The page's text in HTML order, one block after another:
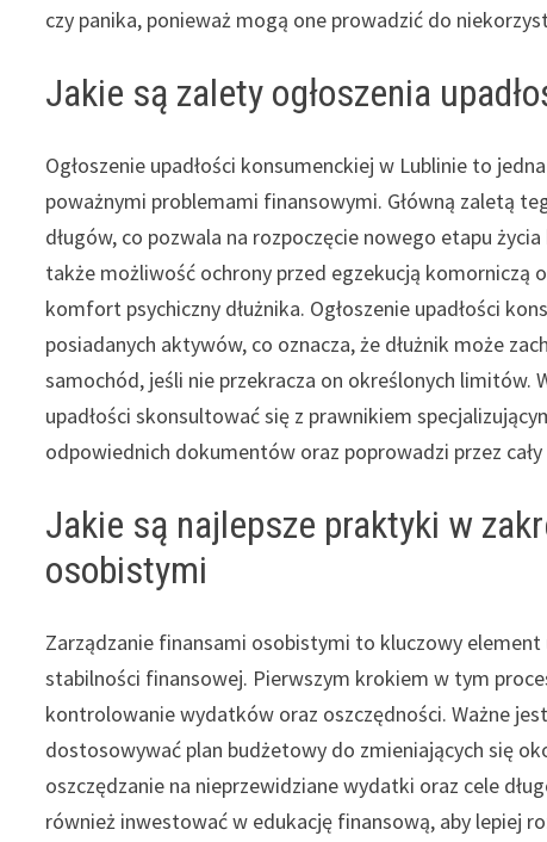
czy panika, ponieważ mogą one prowadzić do
Jakie są zalety ogłoszenia
Ogłoszenie upadłości konsumenckiej w Lublinie to
poważnymi problemami finansowymi. Główną zaletą
długów, co pozwala na rozpoczęcie nowego etapu
także możliwość ochrony przed egzekucją komorniczą
komfort psychiczny dłużnika. Ogłoszenie upadłości
posiadanych aktywów, co oznacza, że dłużnik może
samochód, jeśli nie przekracza on określonych limitów.
upadłości skonsultować się z prawnikiem
odpowiednich dokumentów oraz poprowadzi przez
Jakie są najlepsze praktyki w
osobistymi
Zarządzanie finansami osobistymi to kluczowy
stabilności finansowej. Pierwszym krokiem w tym
kontrolowanie wydatków oraz oszczędności. Ważne
dostosowywać plan budżetowy do zmieniających się
oszczędzanie na nieprzewidziane wydatki oraz cele
również inwestować w edukację finansową, aby lepiej